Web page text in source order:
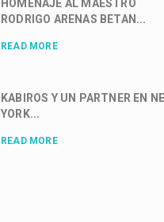
HOMENAJE AL MAESTRO
RODRIGO ARENAS BETAN...
READ MORE
KABIROS Y UN PARTNER EN
YORK...
READ MORE